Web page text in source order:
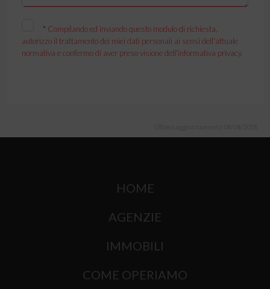
* Compilando ed inviando questo modulo di richiesta,
autorizzo il trattamento dei miei dati personali ai sensi dell'attuale
normativa e confermo di aver preso visione dell'informativa privacy.
HOME
AGENZIE
IMMOBILI
COME OPERIAMO